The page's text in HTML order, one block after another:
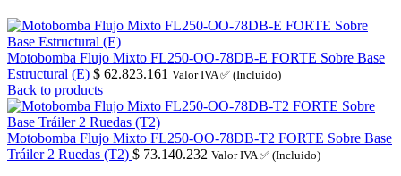
Motobomba Flujo Mixto FL250-OO-78DB-E FORTE Sobre Base
Estructural (E) $ 62.823.161 Valor IVA ✅ (Incluido)
Back to products
Motobomba Flujo Mixto FL250-OO-78DB-T2 FORTE Sobre Base
Tráiler 2 Ruedas (T2) $ 73.140.232 Valor IVA ✅ (Incluido)